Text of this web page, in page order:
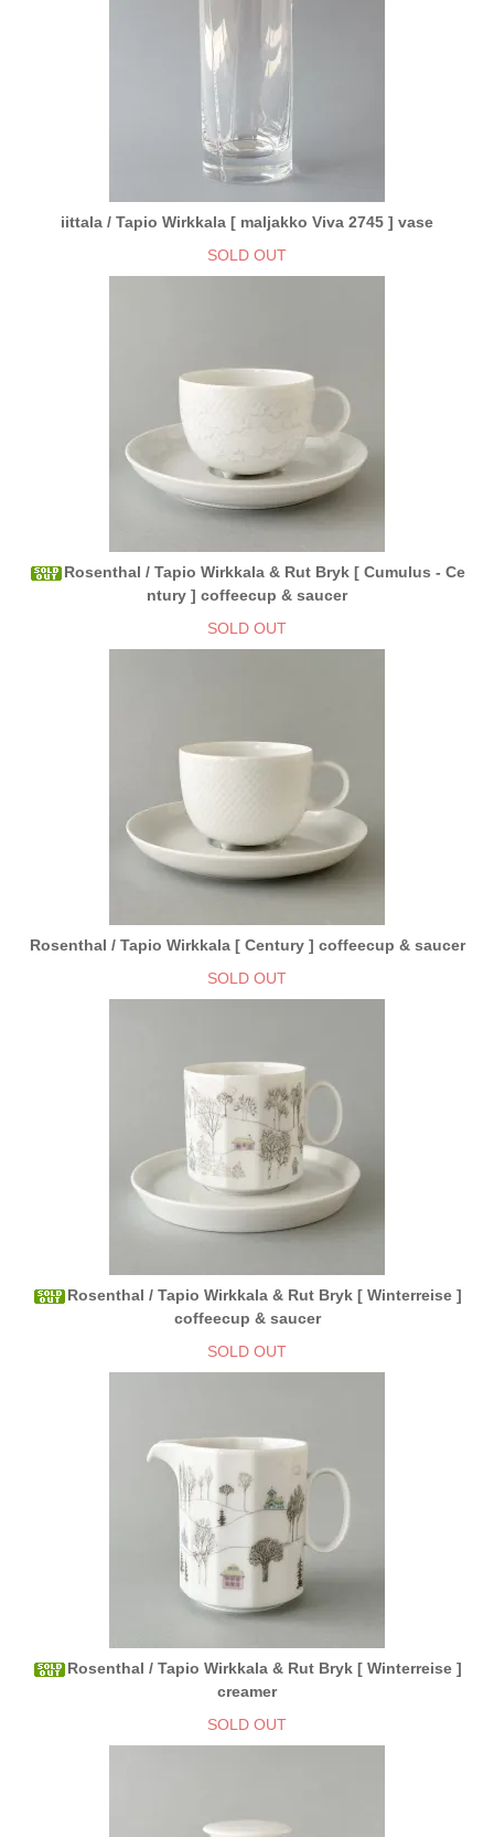
iittala / Tapio Wirkkala [ maljakko Viva 2745 ] vase
SOLD OUT
Rosenthal / Tapio Wirkkala & Rut Bryk [ Cumulus - Ce
ntury ] coffeecup & saucer
SOLD OUT
Rosenthal / Tapio Wirkkala [ Century ] coffeecup & saucer
SOLD OUT
Rosenthal / Tapio Wirkkala & Rut Bryk [ Winterreise ]
coffeecup & saucer
SOLD OUT
Rosenthal / Tapio Wirkkala & Rut Bryk [ Winterreise ]
creamer
SOLD OUT